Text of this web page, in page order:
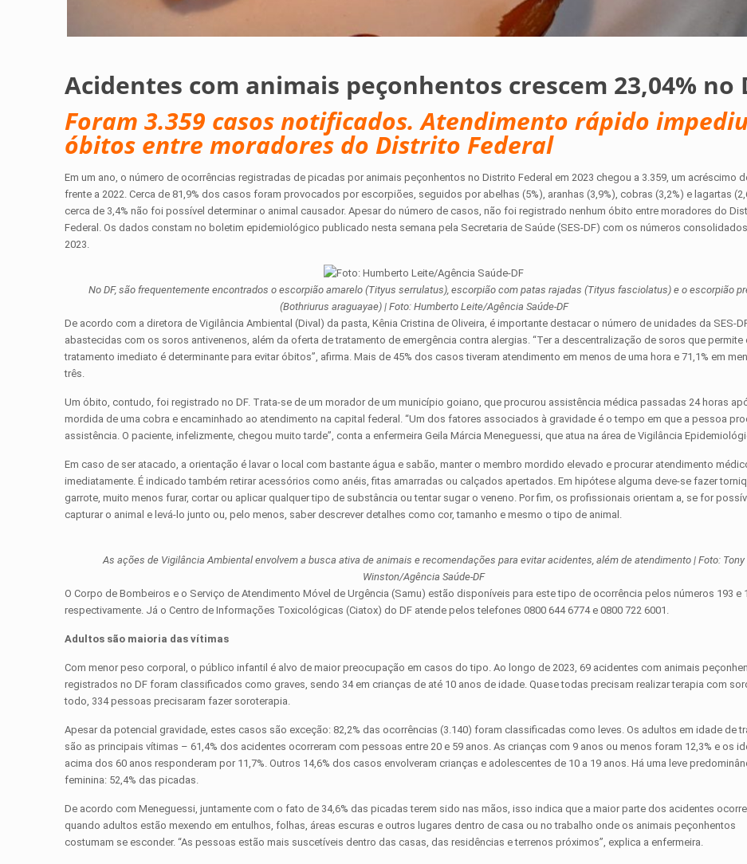
Acidentes com animais peçonhentos crescem 23,04% no
Foram 3.359 casos notificados. Atendimento rápido
óbitos entre moradores do Distrito Federal
Em um ano, o número de ocorrências registradas de picadas por animais peçonhentos no Distrito Federal em 2023 chegou a 3.359, um acréscimo
frente a 2022. Cerca de 81,9% dos casos foram provocados por escorpiões, seguidos por abelhas (5%), aranhas (3,9%), cobras (3,2%) e lagartas
cerca de 3,4% não foi possível determinar o animal causador. Apesar do número de casos, não foi registrado nenhum óbito entre moradores do
Federal. Os dados constam no boletim epidemiológico publicado nesta semana pela Secretaria de Saúde (SES-DF) com os números
2023.
No DF, são frequentemente encontrados o escorpião amarelo (Tityus serrulatus), escorpião com patas rajadas (Tityus fasciolatus) e o escorpião
(Bothriurus araguayae) | Foto: Humberto Leite/Agência Saúde-DF
De acordo com a diretora de Vigilância Ambiental (Dival) da pasta, Kênia Cristina de Oliveira, é importante destacar o número de unidades da SES-
abastecidas com os soros antivenenos, além da oferta de tratamento de emergência contra alergias. “Ter a descentralização de soros que permite
tratamento imediato é determinante para evitar óbitos”, afirma. Mais de 45% dos casos tiveram atendimento em menos de uma hora e 71,1% em
três.
Um óbito, contudo, foi registrado no DF. Trata-se de um morador de um município goiano, que procurou assistência médica passadas 24 horas
mordida de uma cobra e encaminhado ao atendimento na capital federal. “Um dos fatores associados à gravidade é o tempo em que a pessoa
assistência. O paciente, infelizmente, chegou muito tarde”, conta a enfermeira Geila Márcia Meneguessi, que atua na área de Vigilância
Em caso de ser atacado, a orientação é lavar o local com bastante água e sabão, manter o membro mordido elevado e procurar atendimento
imediatamente. É indicado também retirar acessórios como anéis, fitas amarradas ou calçados apertados. Em hipótese alguma deve-se fazer
garrote, muito menos furar, cortar ou aplicar qualquer tipo de substância ou tentar sugar o veneno. Por fim, os profissionais orientam a, se for
capturar o animal e levá-lo junto ou, pelo menos, saber descrever detalhes como cor, tamanho e mesmo o tipo de animal.
As ações de Vigilância Ambiental envolvem a busca ativa de animais e recomendações para evitar acidentes, além de atendimento | Foto: Tony
Winston/Agência Saúde-DF
O Corpo de Bombeiros e o Serviço de Atendimento Móvel de Urgência (Samu) estão disponíveis para este tipo de ocorrência pelos números 193 e
respectivamente. Já o Centro de Informações Toxicológicas (Ciatox) do DF atende pelos telefones 0800 644 6774 e 0800 722 6001.
Adultos são maioria das vítimas
Com menor peso corporal, o público infantil é alvo de maior preocupação em casos do tipo. Ao longo de 2023, 69 acidentes com animais
registrados no DF foram classificados como graves, sendo 34 em crianças de até 10 anos de idade. Quase todas precisam realizar terapia com
todo, 334 pessoas precisaram fazer soroterapia.
Apesar da potencial gravidade, estes casos são exceção: 82,2% das ocorrências (3.140) foram classificadas como leves. Os adultos em idade de
são as principais vítimas – 61,4% dos acidentes ocorreram com pessoas entre 20 e 59 anos. As crianças com 9 anos ou menos foram 12,3% e os
acima dos 60 anos responderam por 11,7%. Outros 14,6% dos casos envolveram crianças e adolescentes de 10 a 19 anos. Há uma leve
feminina: 52,4% das picadas.
De acordo com Meneguessi, juntamente com o fato de 34,6% das picadas terem sido nas mãos, isso indica que a maior parte dos acidentes
quando adultos estão mexendo em entulhos, folhas, áreas escuras e outros lugares dentro de casa ou no trabalho onde os animais peçonhentos
costumam se esconder. “As pessoas estão mais suscetíveis dentro das casas, das residências e terrenos próximos”, explica a enfermeira.